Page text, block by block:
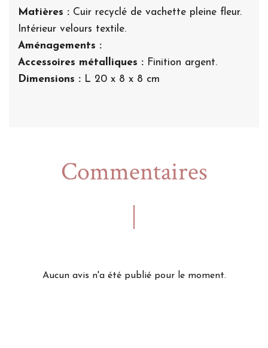
Matières : Cuir recyclé de vachette pleine fleur.
Intérieur velours textile.
Aménagements :
Accessoires métalliques : Finition argent.
Dimensions : L 20 x 8 x 8 cm
Commentaires
Aucun avis n'a été publié pour le moment.